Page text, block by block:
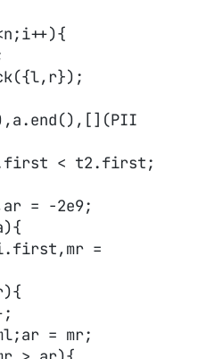
n;i++){
({l,r});
end(),[](PII
< t2.first;
= -2e9;
=
;
= mr;